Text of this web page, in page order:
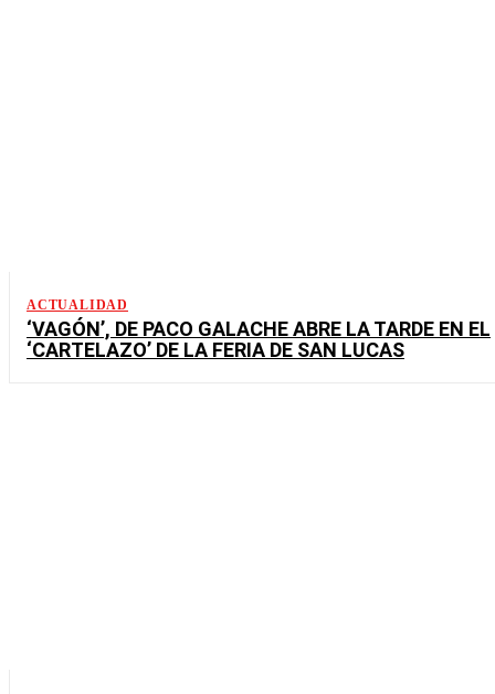
ACTUALIDAD
‘VAGÓN’, DE PACO GALACHE ABRE LA TARDE EN EL
‘CARTELAZO’ DE LA FERIA DE SAN LUCAS